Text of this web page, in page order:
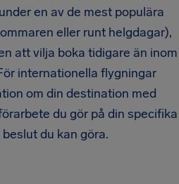
en av de mest populära
eller runt helgdagar),
att vilja boka tidigare än inom
internationella flygningar
om din destination med
du gör på din specifika
du kan göra.